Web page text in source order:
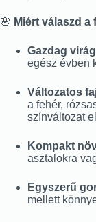
🌸 Miért válaszd
Gazdag
egész évben
Változatos
a fehér,
színváltozat
Kompakt
asztalokra
Egyszerű
mellett